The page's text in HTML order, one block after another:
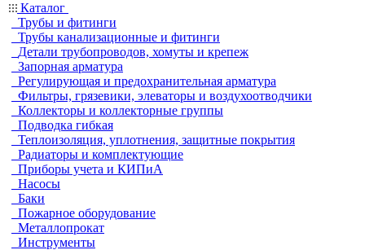
Каталог
Трубы и фитинги
Трубы канализационные и фитинги
Детали трубопроводов, хомуты и крепеж
Запорная арматура
Регулирующая и предохранительная арматура
Фильтры, грязевики, элеваторы и воздухоотводчики
Коллекторы и коллекторные группы
Подводка гибкая
Теплоизоляция, уплотнения, защитные покрытия
Радиаторы и комплектующие
Приборы учета и КИПиА
Насосы
Баки
Пожарное оборудование
Металлопрокат
Инструменты